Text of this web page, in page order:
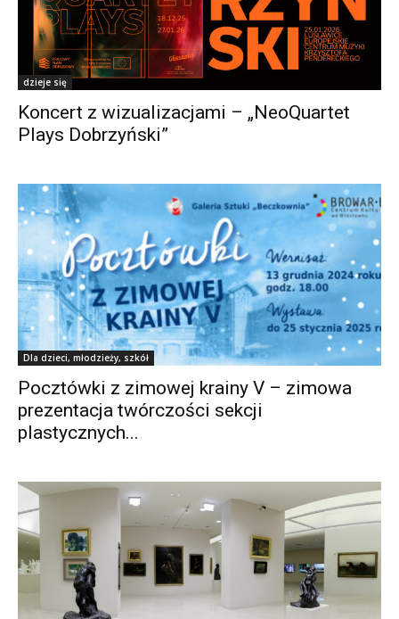
dzieje się
Koncert z wizualizacjami – „NeoQuartet
Plays Dobrzyński”
Dla dzieci, młodzieży, szkół
Pocztówki z zimowej krainy V – zimowa
prezentacja twórczości sekcji
plastycznych...